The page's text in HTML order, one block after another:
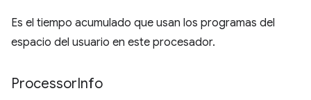
Es el tiempo acumulado que usan los programas del
espacio del usuario en este procesador.
ProcessorInfo